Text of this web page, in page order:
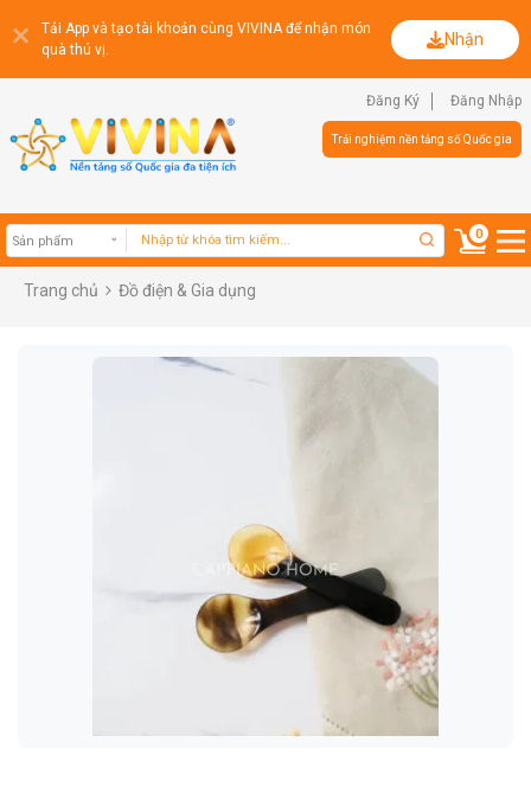
Tải App và tạo tài khoản cùng VIVINA để nhận món
quà thú vị.
Nhận
Đăng Ký Đăng Nhập
Trải nghiệm nền tảng số Quốc gia
0
Trang chủ Đồ điện & Gia dụng